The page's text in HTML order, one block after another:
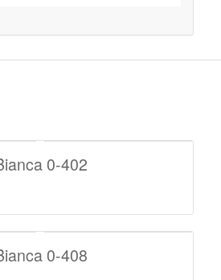
0-402
0-408